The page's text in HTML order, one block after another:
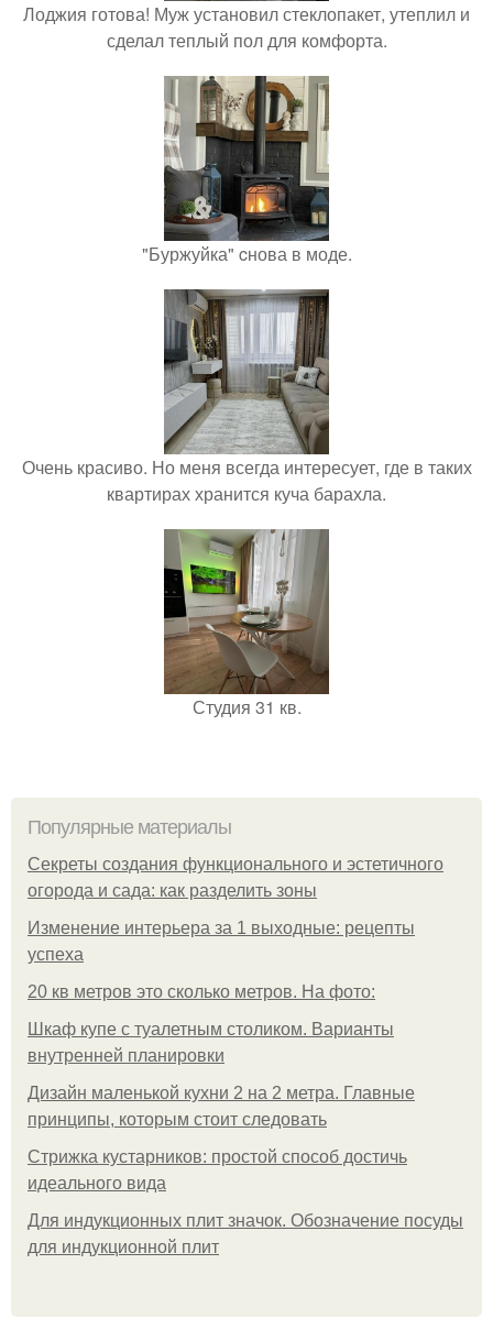
Лоджия готова! Муж установил стеклопакет, утеплил и
сделал теплый пол для комфорта.
"Буржуйка" cнова в моде.
Очень красиво. Но меня всегда интересует, где в таких
квартирах хранится куча барахла.
Студия 31 кв.
Популярные материалы
Секреты создания функционального и эстетичного
огорода и сада: как разделить зоны
Изменение интерьера за 1 выходные: рецепты
успеха
20 кв метров это сколько метров. На фото:
Шкаф купе с туалетным столиком. Варианты
внутренней планировки
Дизайн маленькой кухни 2 на 2 метра. Главные
принципы, которым стоит следовать
Стрижка кустарников: простой способ достичь
идеального вида
Для индукционных плит значок. Обозначение посуды
для индукционной плит